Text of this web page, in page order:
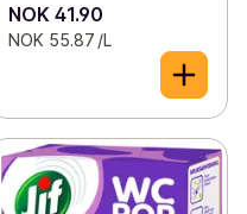
NOK 41.90
NOK 55.87 /L